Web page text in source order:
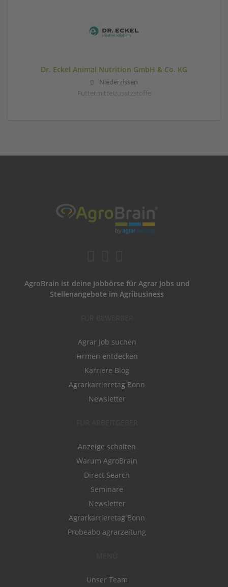
Dr. Eckel Animal Nutrition GmbH & Co. KG
Niederzissen
Futtermittelzusatzstoffe
AgroBrain ist deine Jobbörse für Agrar Jobs und
Stellenangebote im Agribusiness
Agrar Job suchen
Firmen entdecken
Karriere Blog
Agrarkarrieretag Bonn
Newsletter
Anzeige schalten
Warum AgroBrain
Direct Search
Seminare
Newsletter
Agrarkarrieretag Bonn
Probeabo agrarzeitung
Unser Team